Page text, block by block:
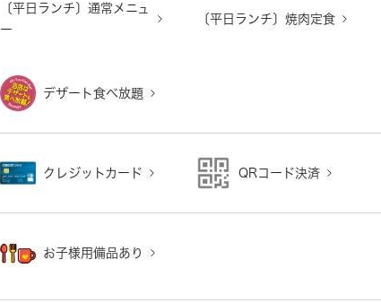
〔平日ランチ〕通常メニュ
ー
〔平日ランチ〕焼肉定食
デザート食べ放題
クレジットカード QRコード決済
お子様用備品あり